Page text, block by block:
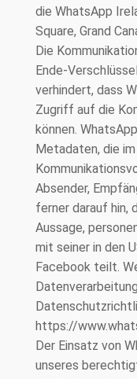
die WhatsApp
Square, Grand
Die
Ende-
verhindert, dass
Zugriff auf die
können.
Metadaten, die
Absender,
ferner darauf hin,
Aussage,
mit seiner in den
Facebook teilt.
https://
Der Einsatz von
unseres